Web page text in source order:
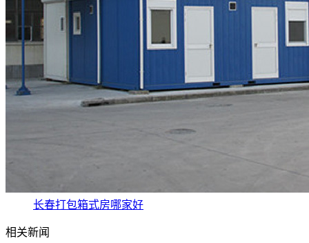
长春打包箱式房哪家好
相关新闻